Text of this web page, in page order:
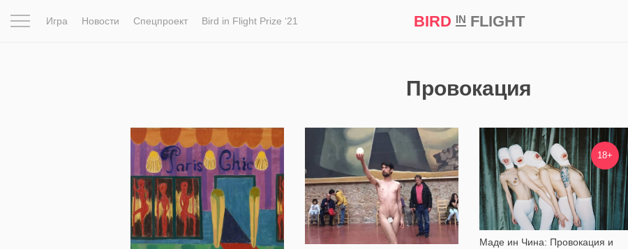
Игра Новости Спецпроект Bird in Flight Prize ‘21 BIRD INFLIGHT
Провокация
1 127 1 210
18+
Маде ин Чина: Провокация и
10 530